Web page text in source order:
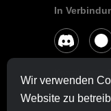
Wir verwenden
Website zu
In
Sonstige